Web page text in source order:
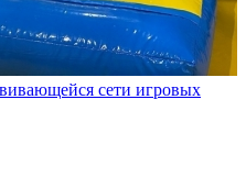
сети игровых